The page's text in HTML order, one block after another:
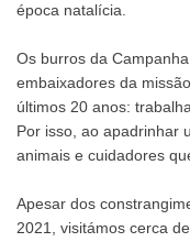
época natalícia.
Os burros da
embaixadores da
últimos 20 anos:
Por isso, ao apadrinhar
animais e cuidadores
Apesar dos
2021, visitámos cerca